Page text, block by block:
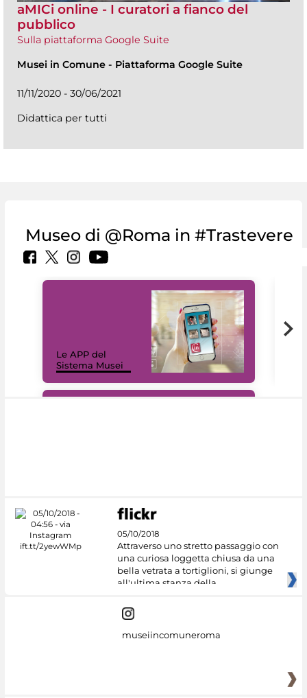
aMICi online - I curatori a fianco del
pubblico
Sulla piattaforma Google Suite
Musei in Comune - Piattaforma Google Suite
11/11/2020 - 30/06/2021
Didattica per tutti
Museo di @Roma in #Trastevere
Le APP del
Sistema Musei
05/10/2018
Attraverso uno stretto passaggio con
una curiosa loggetta chiusa da una
bella vetrata a tortiglioni, si giunge
all'ultima stanza della
museiincomuneroma